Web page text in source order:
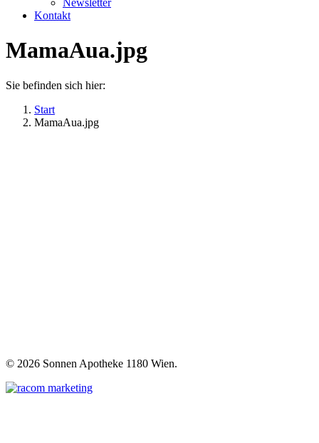
Newsletter
Kontakt
MamaAua.jpg
Sie befinden sich hier:
Start
MamaAua.jpg
© 2026 Sonnen Apotheke 1180 Wien.